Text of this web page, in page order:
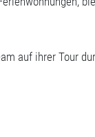
auf ihrer Tour